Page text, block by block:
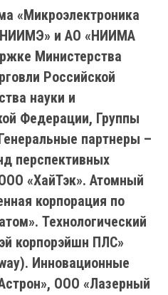
«Микроэлектроника
и АО «НИИМА
Министерства
Российской
науки и
Федерации, Группы
партнеры –
перспективных
«ХайТэк». Атомный
корпорация по
Технологический
корпорэйшн ПЛС»
Инновационные
ООО «Лазерный